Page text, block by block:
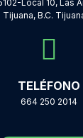
Local 10, Las
B.C.
TELÉFONO
664 250 2014